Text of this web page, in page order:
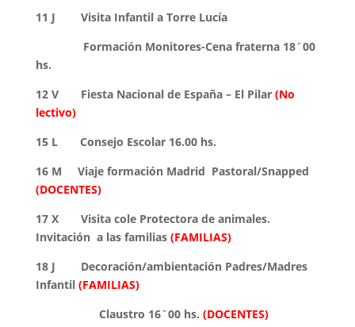
11 J Visita Infantil a Torre Lucía
Formación Monitores-Cena fraterna 18´00
hs.
12 V Fiesta Nacional de España – El Pilar (No
lectivo)
15 L Consejo Escolar 16.00 hs.
16 M Viaje formación Madrid Pastoral/Snapped
(DOCENTES)
17 X Visita cole Protectora de animales.
Invitación a las familias (FAMILIAS)
18 J Decoración/ambientación Padres/Madres
Infantil (FAMILIAS)
Claustro 16`00 hs. (DOCENTES)